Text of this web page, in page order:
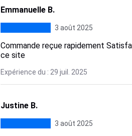
Emmanuelle B.
3 août 2025
Commande reçue rapidement
ce site
Expérience du : 29 juil. 2025
Justine B.
3 août 2025